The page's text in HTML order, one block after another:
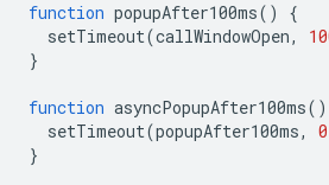
function popupAfter100ms()
{
setTimeout(callWindowOpen,
}
function asyncPopupAfter100ms()
setTimeout(popupAfter100ms, 0
}